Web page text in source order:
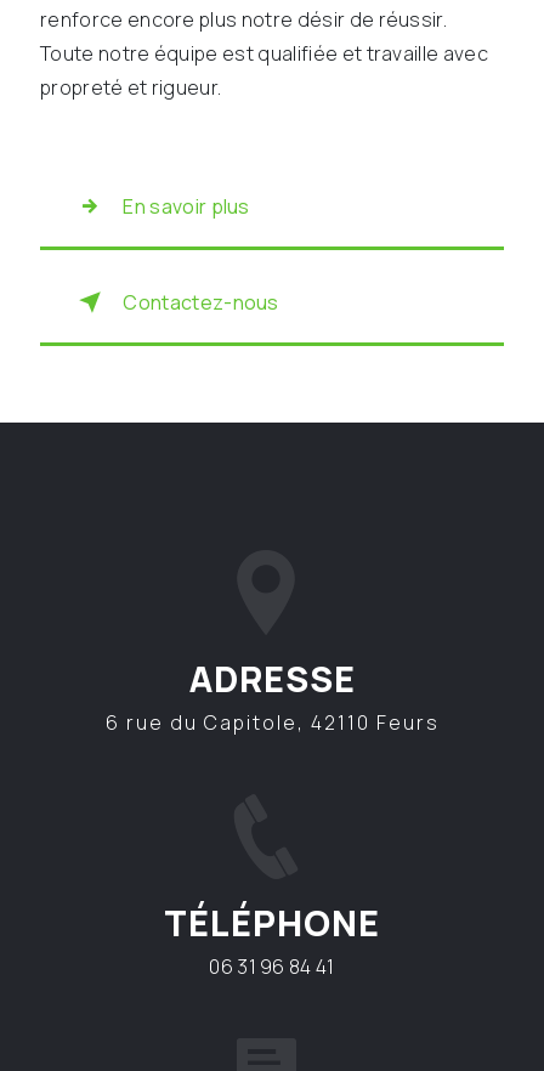
renforce encore plus notre désir de réussir.
Toute notre équipe est qualifiée et travaille avec
propreté et rigueur.
En savoir plus
Contactez-nous
ADRESSE
6 rue du Capitole, 42110 Feurs
TÉLÉPHONE
06 31 96 84 41